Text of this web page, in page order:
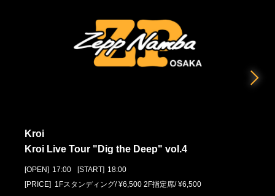
Kroi
Kroi Live Tour "Dig the Deep" vol.4
[OPEN] 17:00 [START] 18:00
[PRICE] 1Fスタンディング/ ¥6,500 2F指定席/ ¥6,500